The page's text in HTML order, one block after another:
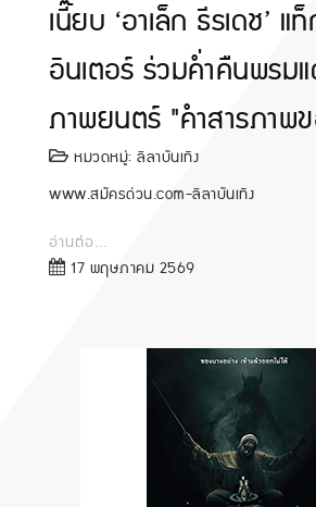
เนี๊ยบ ‘อาเล็ก ธีรเดช’ แ
อินเตอร์ ร่วมค่ำคืนพรมแ
ภาพยนตร์ "คำสารภาพ
หมวดหมู่: ลีลาบันเทิง
www.สมัครด่วน.com-ลีลาบันเทิง
อ่านต่อ...
17 พฤษภาคม 2569